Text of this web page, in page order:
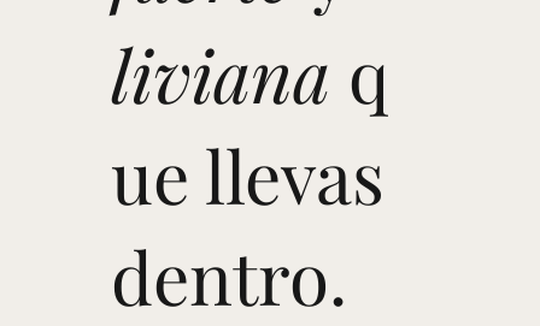
liviana q
ue llevas
dentro.